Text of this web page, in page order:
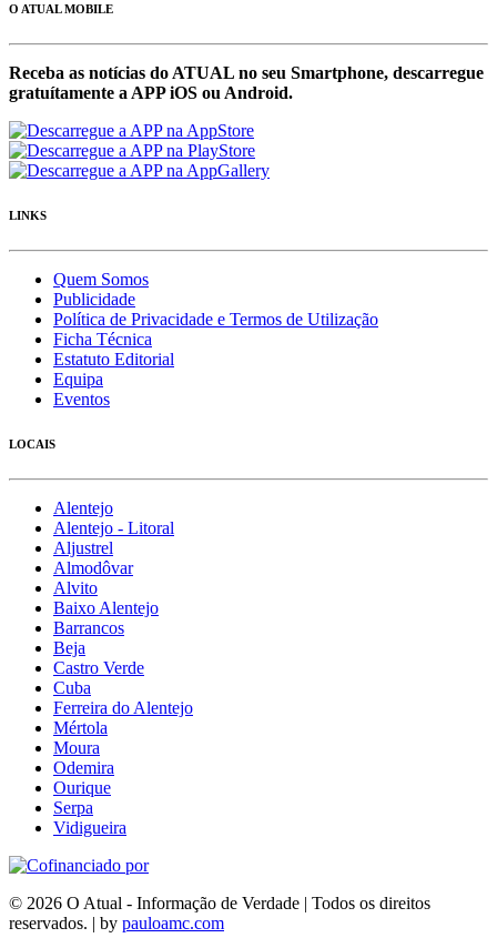
O ATUAL MOBILE
Receba as notícias do ATUAL no seu Smartphone, descarregue
gratuítamente a APP iOS ou Android.
LINKS
Quem Somos
Publicidade
Política de Privacidade e Termos de Utilização
Ficha Técnica
Estatuto Editorial
Equipa
Eventos
LOCAIS
Alentejo
Alentejo - Litoral
Aljustrel
Almodôvar
Alvito
Baixo Alentejo
Barrancos
Beja
Castro Verde
Cuba
Ferreira do Alentejo
Mértola
Moura
Odemira
Ourique
Serpa
Vidigueira
© 2026 O Atual - Informação de Verdade | Todos os direitos
reservados. | by pauloamc.com